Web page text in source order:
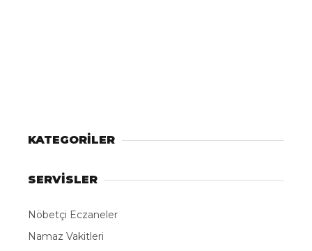
KATEGORİLER
SERVİSLER
Nöbetçi Eczaneler
Namaz Vakitleri